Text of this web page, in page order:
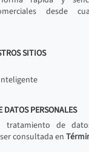
desde
SITIOS
DATOS PERSONALES
tratamiento de
consultada en